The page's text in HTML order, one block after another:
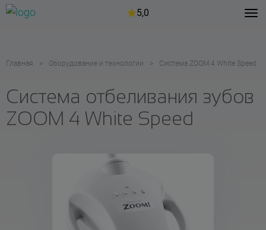
5,0
Главная Оборудование и технологии Система ZOOM 4 White Speed
Система отбеливания зубов
ZOOM 4 White Speed